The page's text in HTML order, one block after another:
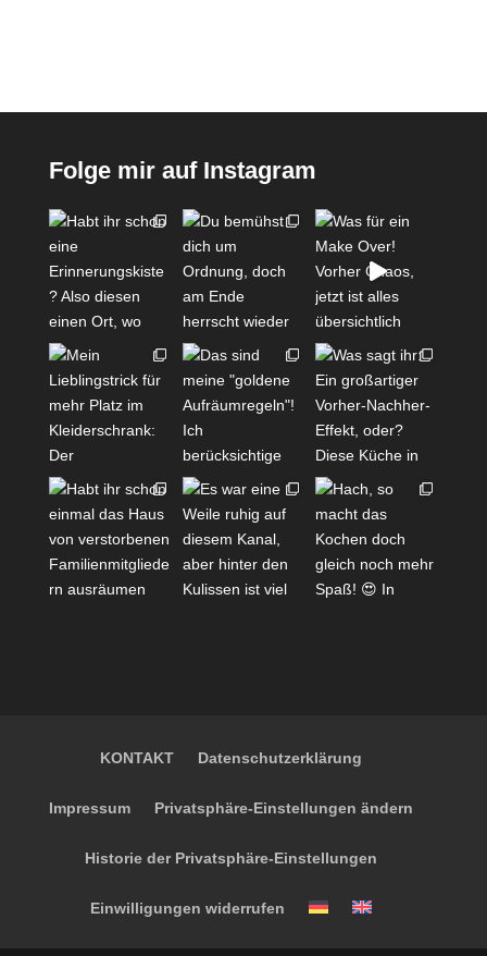
Folge mir auf Instagram
KONTAKT Datenschutzerklärung
Impressum Privatsphäre-Einstellungen ändern
Historie der Privatsphäre-Einstellungen
Einwilligungen widerrufen